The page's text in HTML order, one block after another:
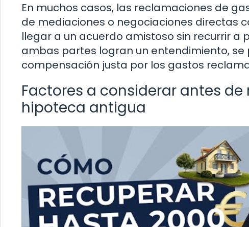
En muchos casos, las reclamaciones de
de mediaciones o negociaciones directas
llegar a un acuerdo amistoso sin recurrir a
ambas partes logran un entendimiento, se
compensación justa por los gastos
Factores a considerar antes
hipoteca antigua